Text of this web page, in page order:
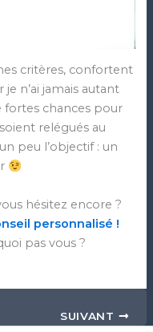
critères, confortent
n’ai jamais autant
fortes chances pour
relégués au
peu l’objectif : un
hésitez encore ?
personnalisé !
pas vous ?
SUIVANT